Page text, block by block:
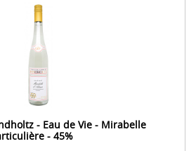
- Eau de Vie - Mirabelle
- 45%